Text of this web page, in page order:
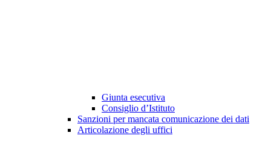
Giunta esecutiva
Consiglio d’Istituto
Sanzioni per mancata comunicazione dei dati
Articolazione degli uffici